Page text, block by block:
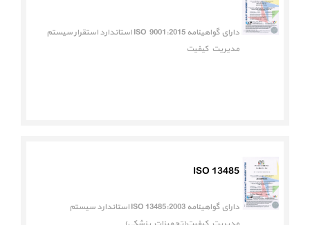
دارای گواهینامه ISO 9001:2015 استاندارد استقرار سیستم
مدیریت کیفیت
ISO 13485
دارای گواهینامه ISO 13485:2003 استاندارد سیستم